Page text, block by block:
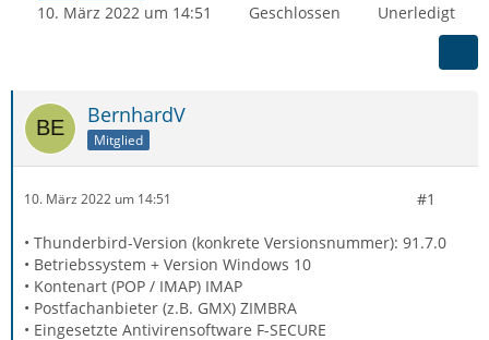
10. März 2022 um 14:51
Geschlossen Unerledigt
BernhardV
Mitglied
10. März 2022 um 14:51 #1
• Thunderbird-Version (konkrete Versionsnummer): 91.7.0
• Betriebssystem + Version Windows 10
• Kontenart (POP / IMAP) IMAP
• Postfachanbieter (z.B. GMX) ZIMBRA
• Eingesetzte Antivirensoftware F-SECURE